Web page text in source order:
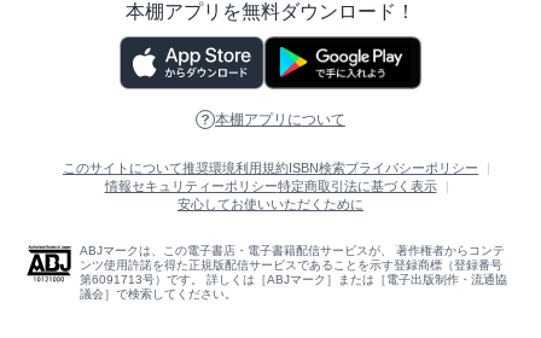
本棚アプリを無料ダウンロード！
本棚アプリについて
このサイトについて推奨環境利用規約ISBN検索プライバシーポリシー
情報セキュリティーポリシー特定商取引法に基づく表示
安心してお使いいただくために
ABJマークは、この電子書店・電子書籍配信サービスが、 著作権者からコンテ
ンツ使用許諾を得た正規版配信サービスであることを示す登録商標（登録番号
第6091713号）です。 詳しくは［ABJマーク］または［電子出版制作・流通協
議会］で検索してください。